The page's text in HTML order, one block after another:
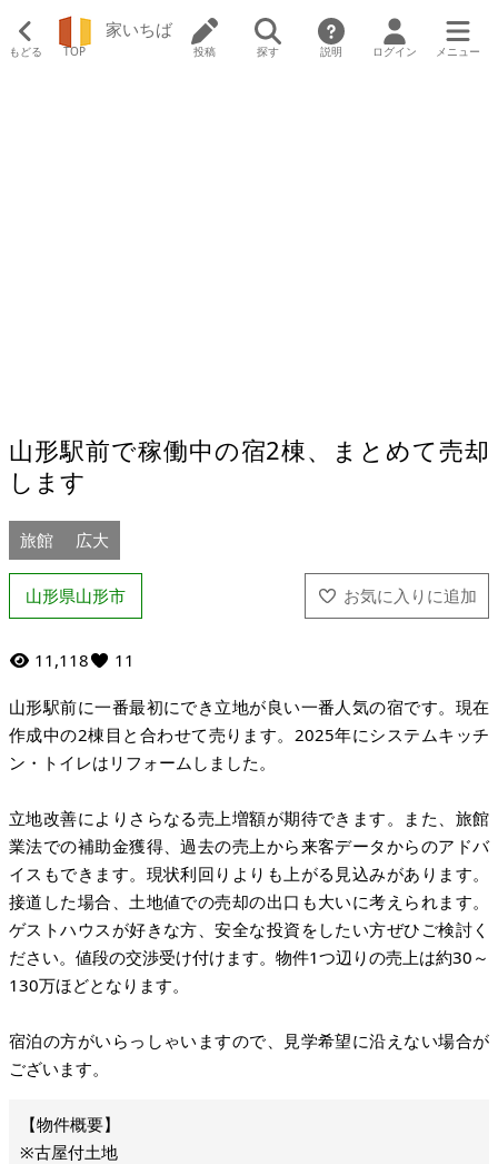
もどる TOP
家いちば
投稿 探す 説明 ログイン メニュー
山形駅前で稼働中の宿2棟、まとめて売却
します
旅館 広大
山形県山形市
11,118 11
山形駅前に一番最初にでき立地が良い一番人気の宿です。現在
作成中の2棟目と合わせて売ります。2025年にシステムキッチ
ン・トイレはリフォームしました。
立地改善によりさらなる売上増額が期待できます。また、旅館
業法での補助金獲得、過去の売上から来客データからのアドバ
イスもできます。現状利回りよりも上がる見込みがあります。
接道した場合、土地値での売却の出口も大いに考えられます。
ゲストハウスが好きな方、安全な投資をしたい方ぜひご検討く
ださい。値段の交渉受け付けます。物件1つ辺りの売上は約30～
130万ほどとなります。
宿泊の方がいらっしゃいますので、見学希望に沿えない場合が
ございます。
※古屋付土地